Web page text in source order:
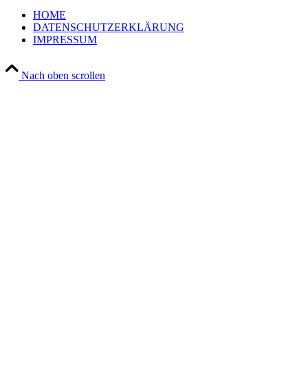
HOME
DATENSCHUTZERKLÄRUNG
IMPRESSUM
Nach oben scrollen